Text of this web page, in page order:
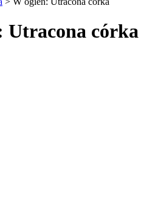
Utracona córka